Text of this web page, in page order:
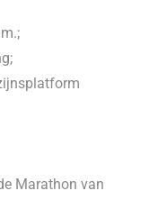
Marathon van